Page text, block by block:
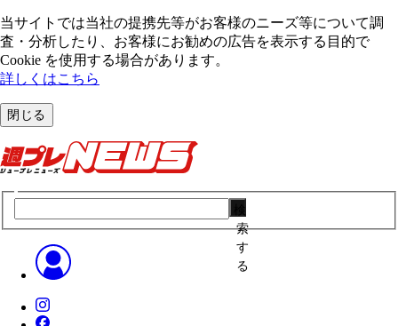
当サイトでは当社の提携先等がお客様のニーズ等について調
査・分析したり、お客様にお勧めの広告を表⽰する⽬的で
Cookie を使⽤する場合があります。
詳しくはこちら
閉じる
索
す
る